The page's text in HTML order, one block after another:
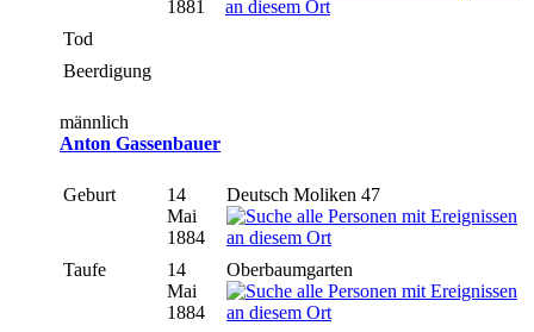
1881
Tod
Beerdigung
männlich
Anton Gassenbauer
Geburt
14
Mai
1884
Deutsch Moliken 47
Taufe
14
Mai
1884
Oberbaumgarten